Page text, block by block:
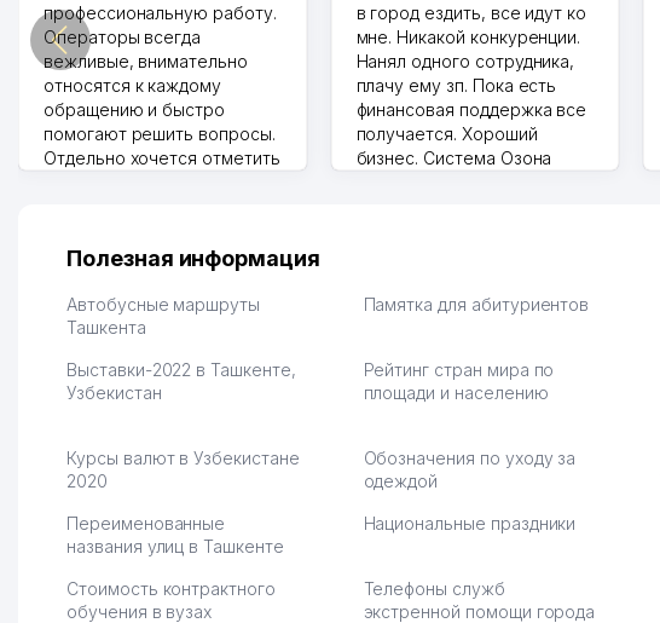
профессиональную работу.
Операторы всегда
вежливые, внимательно
относятся к каждому
обращению и быстро
помогают решить вопросы.
Отдельно хочется отметить
их работе значительно
обслуживания клиентов.
Рекомендую этот колл-
партнера для бизнеса.
Vip Brand 31.07.2026 11:43:39
в город ездить, все идут ко
мне. Никакой конкуренции.
Нанял одного сотрудника,
плачу ему зп. Пока есть
финансовая поддержка все
получается. Хороший
бизнес. Система Озона
тут у нас уже есть ПВЗ.
Марат 27.07.2026 08:00:37
Полезная информация
Автобусные маршруты
Ташкента
Памятка для абитуриентов
Выставки-2022 в Ташкенте,
Узбекистан
Рейтинг стран мира по
площади и населению
Курсы валют в Узбекистане
2020
Обозначения по уходу за
одеждой
Переименованные
названия улиц в Ташкенте
Национальные праздники
Стоимость контрактного
обучения в вузах
Телефоны служб
экстренной помощи города